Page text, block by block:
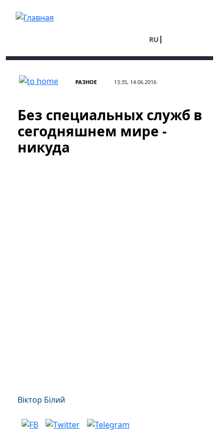
RU
РАЗНОЕ 13:35, 14.06.2016
Без специальных служб в
сегодняшнем мире -
никуда
Віктор Білий